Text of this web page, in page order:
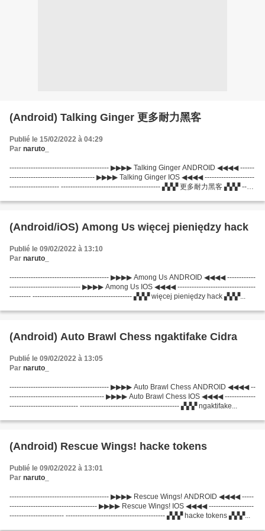
(Android) Talking Ginger 更多耐力黑客
Publié le 15/02/2022 à 04:29
Par naruto_
------------------------------------------ ▶▶▶▶ Talking Ginger ANDROID ◀◀◀◀ ------
------------------------------------ ▶▶▶▶ Talking Ginger IOS ◀◀◀◀ ---------------------
--------------------- ------------------------------------------ ▞▞▞ 更多耐力黑客 ▞▞▞ -----
(Android/iOS) Among Us więcej pieniędzy hack
Publié le 09/02/2022 à 13:10
Par naruto_
------------------------------------------ ▶▶▶▶ Among Us ANDROID ◀◀◀◀ ------------
------------------------------ ▶▶▶▶ Among Us IOS ◀◀◀◀ ---------------------------------
--------- ------------------------------------------ ▞▞▞ więcej pieniędzy hack ▞▞▞...
(Android) Auto Brawl Chess ngaktifake Cidra
Publié le 09/02/2022 à 13:05
Par naruto_
------------------------------------------ ▶▶▶▶ Auto Brawl Chess ANDROID ◀◀◀◀ --
---------------------------------------- ▶▶▶▶ Auto Brawl Chess IOS ◀◀◀◀ -------------
----------------------------- ------------------------------------------ ▞▞▞ ngaktifake...
(Android) Rescue Wings! hacke tokens
Publié le 09/02/2022 à 13:01
Par naruto_
------------------------------------------ ▶▶▶▶ Rescue Wings! ANDROID ◀◀◀◀ -----
------------------------------------- ▶▶▶▶ Rescue Wings! IOS ◀◀◀◀ -------------------
----------------------- ------------------------------------------ ▞▞▞ hacke tokens ▞▞▞...